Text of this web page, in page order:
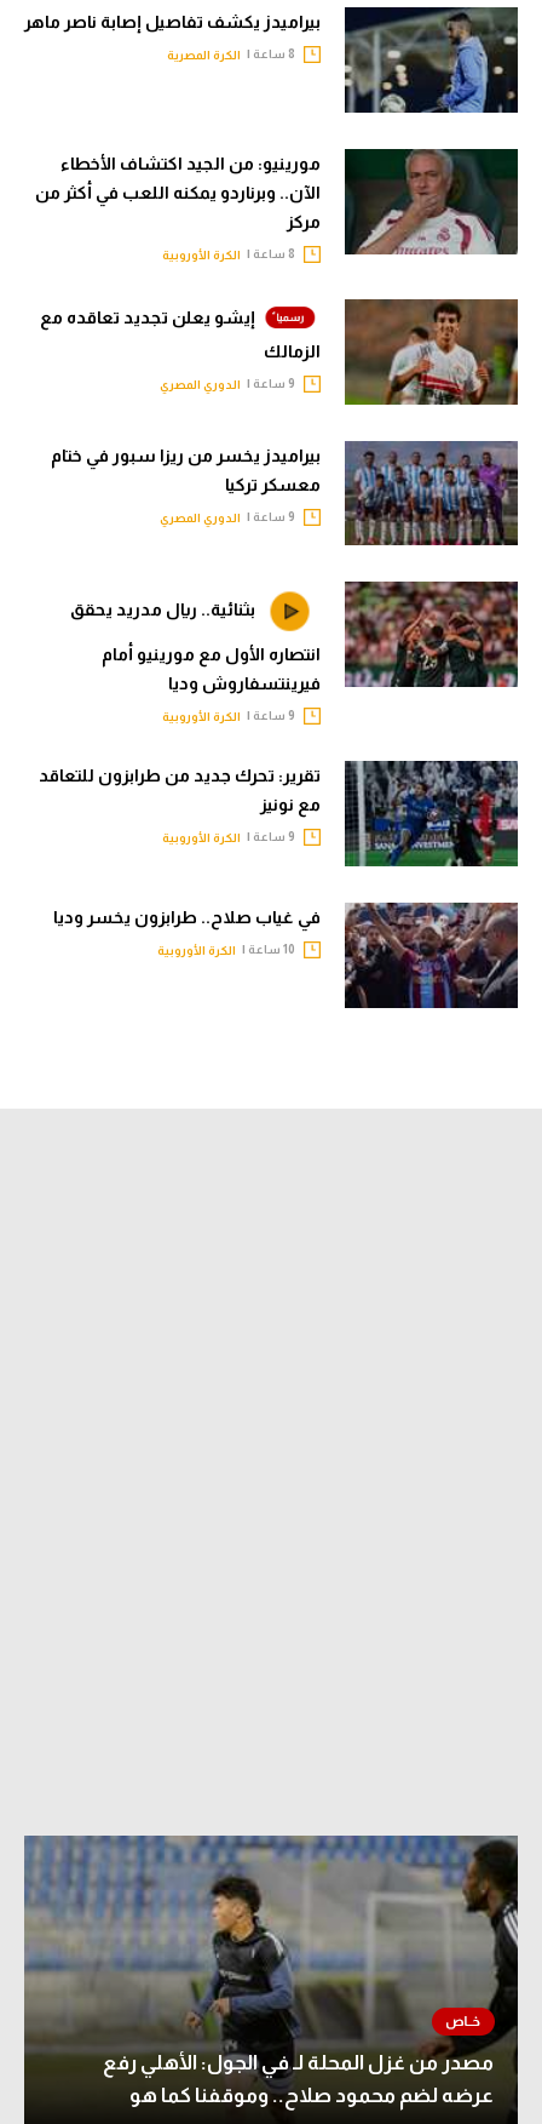
بيراميدز يكشف تفاصيل إصابة ناصر ماهر
الكرة المصرية
مورينيو: من الجيد اكتشاف الأخطاء
الآن.. وبرناردو يمكنه اللعب في أكثر من
مركز
الكرة الأوروبية
إيشو يعلن تجديد تعاقده مع
الزمالك
الدوري المصري
بيراميدز يخسر من ريزا سبور في ختام
معسكر تركيا
الدوري المصري
بثنائية.. ريال مدريد يحقق
انتصاره الأول مع مورينيو أمام
فيرينتسفاروش وديا
الكرة الأوروبية
تقرير: تحرك جديد من طرابزون للتعاقد
مع نونيز
الكرة الأوروبية
في غياب صلاح.. طرابزون يخسر وديا
الكرة الأوروبية
مصدر من غزل المحلة لـ في الجول: الأهلي رفع
عرضه لضم محمود صلاح.. وموقفنا كما هو